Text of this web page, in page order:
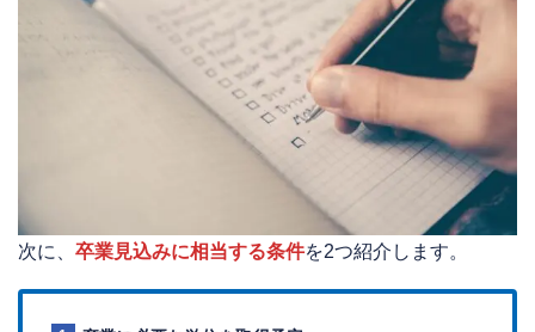
次に、 卒業見込みに相当する条件を2つ紹介します。